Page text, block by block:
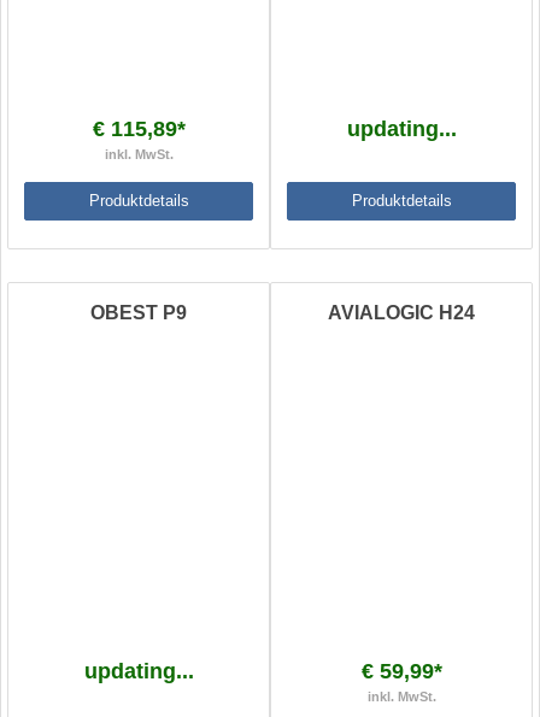
€ 115,89*
inkl. MwSt.
Produktdetails
updating...
Produktdetails
OBEST P9
updating...
AVIALOGIC H24
€ 59,99*
inkl. MwSt.